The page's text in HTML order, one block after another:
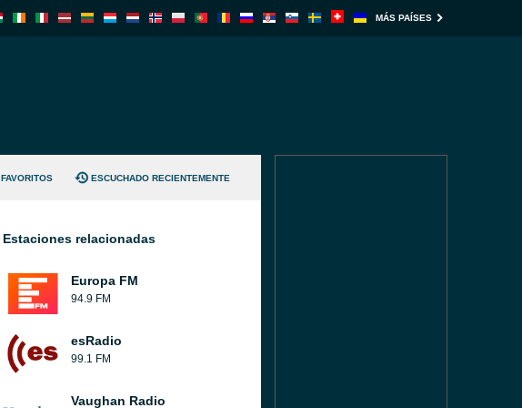
MÁS PAÍSES
FAVORITOS ESCUCHADO RECIENTEMENTE
Estaciones relacionadas
Europa FM
94.9 FM
esRadio
99.1 FM
Vaughan Radio